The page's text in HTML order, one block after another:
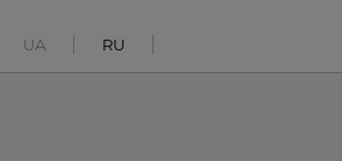
UA RU